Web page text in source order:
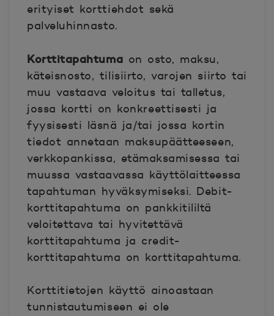
erityiset korttiehdot sekä
palveluhinnasto.
Korttitapahtuma on osto, maksu,
käteisnosto, tilisiirto, varojen siirto tai
muu vastaava veloitus tai talletus,
jossa kortti on konkreettisesti ja
fyysisesti läsnä ja/tai jossa kortin
tiedot annetaan maksupäätteeseen,
verkkopankissa, etämaksamisessa tai
muussa vastaavassa käyttölaitteessa
tapahtuman hyväksymiseksi. Debit-
korttitapahtuma on pankkitililtä
veloitettava tai hyvitettävä
korttitapahtuma ja credit-
korttitapahtuma on korttitapahtuma.
Korttitietojen käyttö ainoastaan
tunnistautumiseen ei ole